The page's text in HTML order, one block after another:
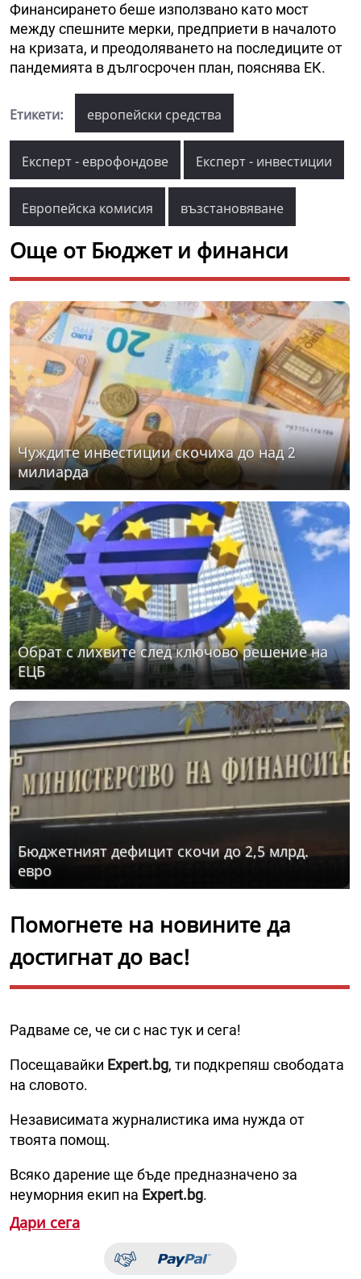
Финансирането беше използвано като мост
между спешните мерки, предприети в началото
на кризата, и преодоляването на последиците от
пандемията в дългосрочен план, пояснява ЕК.
Етикети: европейски средства
Експерт - еврофондове Експерт - инвестиции
Европейска комисия възстановяване
Още от Бюджет и финанси
Чуждите инвестиции скочиха до над 2
милиарда
Обрат с лихвите след ключово решение на
ЕЦБ
Бюджетният дефицит скочи до 2,5 млрд.
евро
Помогнете на новините да
достигнат до вас!
Радваме се, че си с нас тук и сега!
Посещавайки Expert.bg, ти подкрепяш свободата
на словото.
Независимата журналистика има нужда от
твоята помощ.
Всяко дарение ще бъде предназначено за
неуморния екип на Expert.bg.
Дари сега